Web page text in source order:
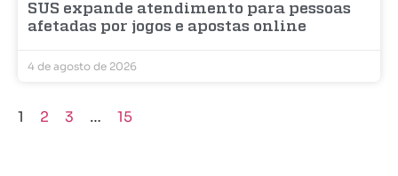
SUS expande atendimento para pessoas
afetadas por jogos e apostas online
4 de agosto de 2026
1 2 3 … 15